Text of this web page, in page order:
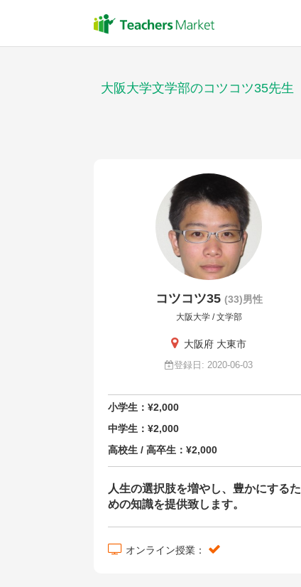
大阪大学文学部のコツコツ35先生
コツコツ35 (33)男性
大阪大学 / 文学部
大阪府 大東市
登録日: 2020-06-03
小学生：¥2,000
中学生：¥2,000
高校生 / 高卒生：¥2,000
人生の選択肢を増やし、豊かにするた
めの知識を提供致します。
オンライン授業：